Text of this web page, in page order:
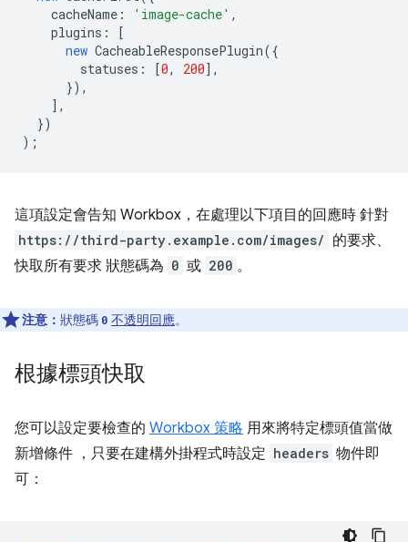
cacheName : 'image-cache' ,
plugins :
[
new CacheableResponsePlugin({
statuses : [0, 200],
}),
],
})
);
這項設定會告知 Workbox，在處理以下項目的回應時 針對
https://third-party.example.com/images/ 的要求、
快取所有要求 狀態碼為 0 或 200 。
注意： 狀態碼 0 不透明回應。
根據標頭快取
您可以設定要檢查的 Workbox 策略 用來將特定標頭值當做
新增條件 ，只要在建構外掛程式時設定 headers 物件即
可：